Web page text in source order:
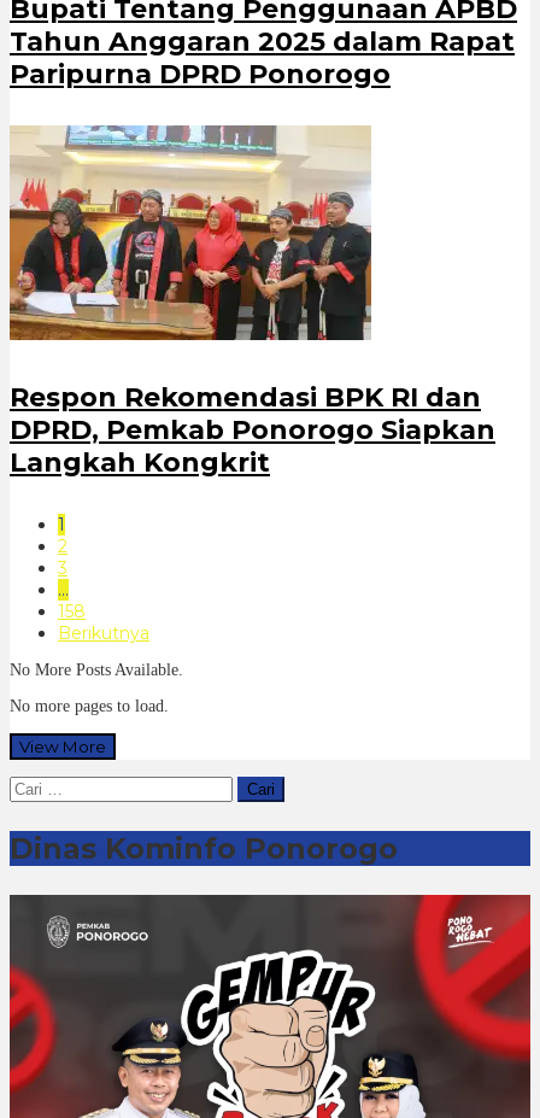
Bupati Tentang Penggunaan APBD
Tahun Anggaran 2025 dalam Rapat
Paripurna DPRD Ponorogo
Respon Rekomendasi BPK RI dan
DPRD, Pemkab Ponorogo Siapkan
Langkah Kongkrit
1
2
3
…
158
Berikutnya
No More Posts Available.
No more pages to load.
View More
Cari
untuk:
Dinas Kominfo Ponorogo